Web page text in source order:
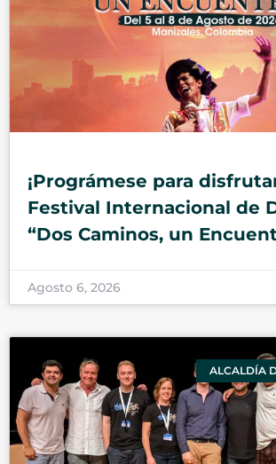
¡Prográmese para
Festival Internacional de
“Dos Caminos, un
Agosto 6, 2026
ALCALDÍA